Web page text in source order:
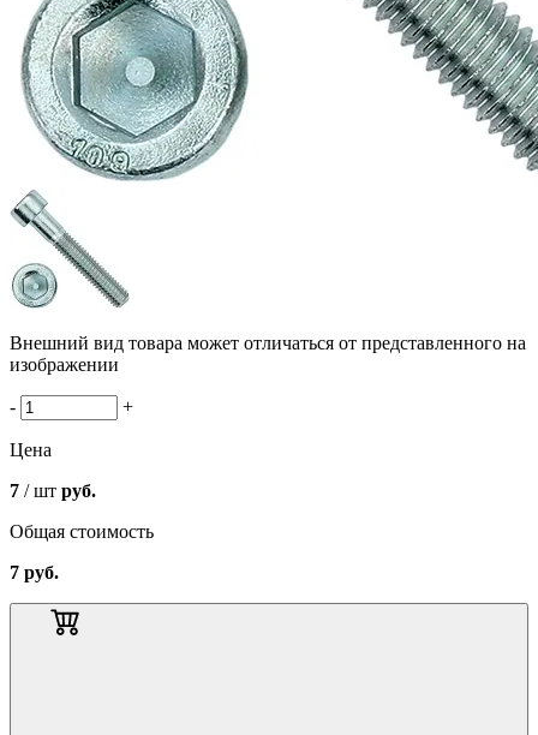
Внешний вид товара может отличаться от представленного на
изображении
- +
Цена
7 / шт руб.
Общая стоимость
7 руб.